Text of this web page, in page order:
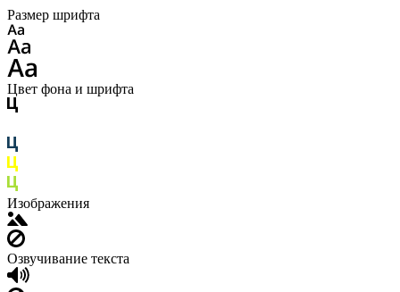
Размер шрифта
Цвет фона и шрифта
Изображения
Озвучивание текста